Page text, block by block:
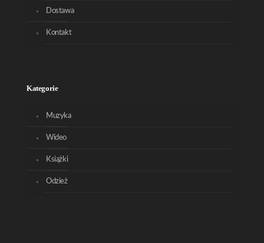
Dostawa
Kontakt
Kategorie
Muzyka
Wideo
Książki
Odzież